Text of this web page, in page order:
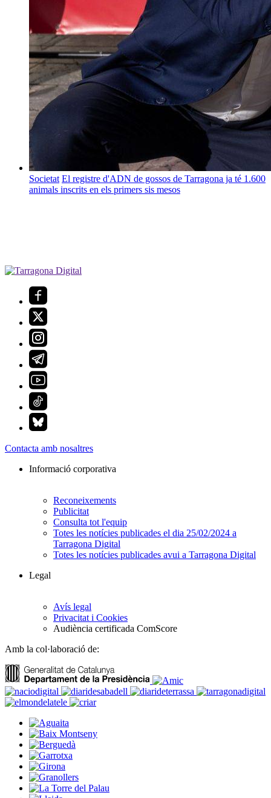
Societat El registre d'ADN de gossos de Tarragona ja té 1.600
animals inscrits en els primers sis mesos
Contacta amb nosaltres
Informació corporativa
Reconeixements
Publicitat
Consulta tot l'equip
Totes les notícies publicades el dia 25/02/2024 a
Tarragona Digital
Totes les notícies publicades avui a Tarragona Digital
Legal
Avís legal
Privacitat i Cookies
Audiència certificada ComScore
Amb la col·laboració de: